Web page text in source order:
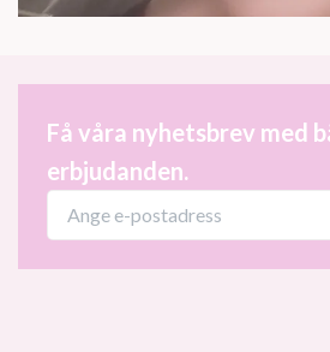
Få våra nyhetsbrev med
erbjudanden.